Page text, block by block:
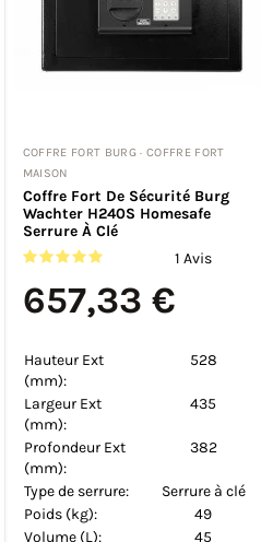
COFFRE FORT BURG · MINI COFFRE FORT
Coffre Fort Burg Wachter Favor
S5 K Serrure À Clé
115,51 € 121,59 €
Hauteur Ext (mm):
Profondeur Ext
(mm):
250
Type de serrure:
Serrure à clé
Poids (kg):
Volume (L):
19
Type de fixation:
Fixation mur